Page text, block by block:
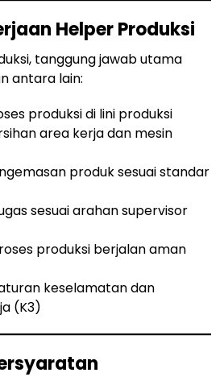
Helper Produksi
tanggung jawab utama
antara lain:
produksi di lini produksi
area kerja dan mesin
produk sesuai standar
sesuai arahan supervisor
produksi berjalan aman
keselamatan dan
(K3)